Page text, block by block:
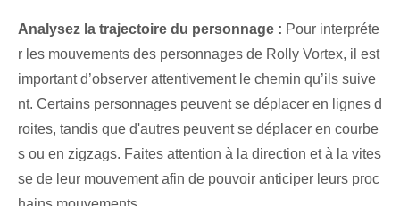
Analysez la trajectoire du personnage : Pour interpréte
r les mouvements des personnages de Rolly Vortex, il est
important d’observer attentivement le chemin qu’ils suive
nt. ⁢Certains personnages peuvent se déplacer en lignes d
roites, tandis que d'autres peuvent se déplacer en courbe
s ou en zigzags. Faites attention à la direction et à la vites
se de leur mouvement afin de pouvoir anticiper leurs proc